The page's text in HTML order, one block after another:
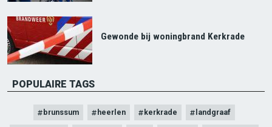
Gewonde bij woningbrand Kerkrade
POPULAIRE TAGS
brunssum heerlen kerkrade landgraaf